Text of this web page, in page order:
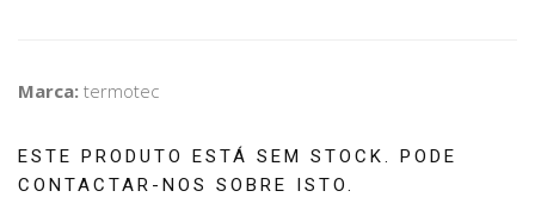
Marca: termotec
ESTE PRODUTO ESTÁ SEM STOCK. PODE
CONTACTAR-NOS SOBRE ISTO.